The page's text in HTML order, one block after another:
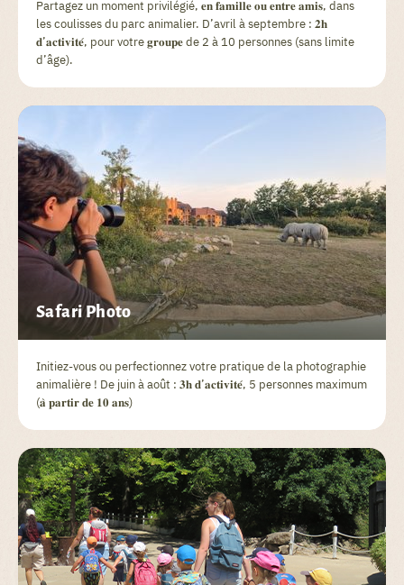
Partagez un moment privilégié, 𝐞𝐧 𝐟𝐚𝐦𝐢𝐥𝐥𝐞 𝐨𝐮 𝐞𝐧𝐭𝐫𝐞 𝐚𝐦𝐢𝐬, dans
les coulisses du parc animalier. D’avril à septembre : 𝟐𝐡
𝐝’𝐚𝐜𝐭𝐢𝐯𝐢𝐭𝐞́, pour votre 𝐠𝐫𝐨𝐮𝐩𝐞 de 2 à 10 personnes (sans limite
d’âge).
Safari Photo
Initiez-vous ou perfectionnez votre pratique de la photographie
animalière ! De juin à août : 𝟑𝐡 𝐝’𝐚𝐜𝐭𝐢𝐯𝐢𝐭𝐞́, 5 personnes maximum
(𝐚̀ 𝐩𝐚𝐫𝐭𝐢𝐫 𝐝𝐞 𝟏𝟎 𝐚𝐧𝐬)